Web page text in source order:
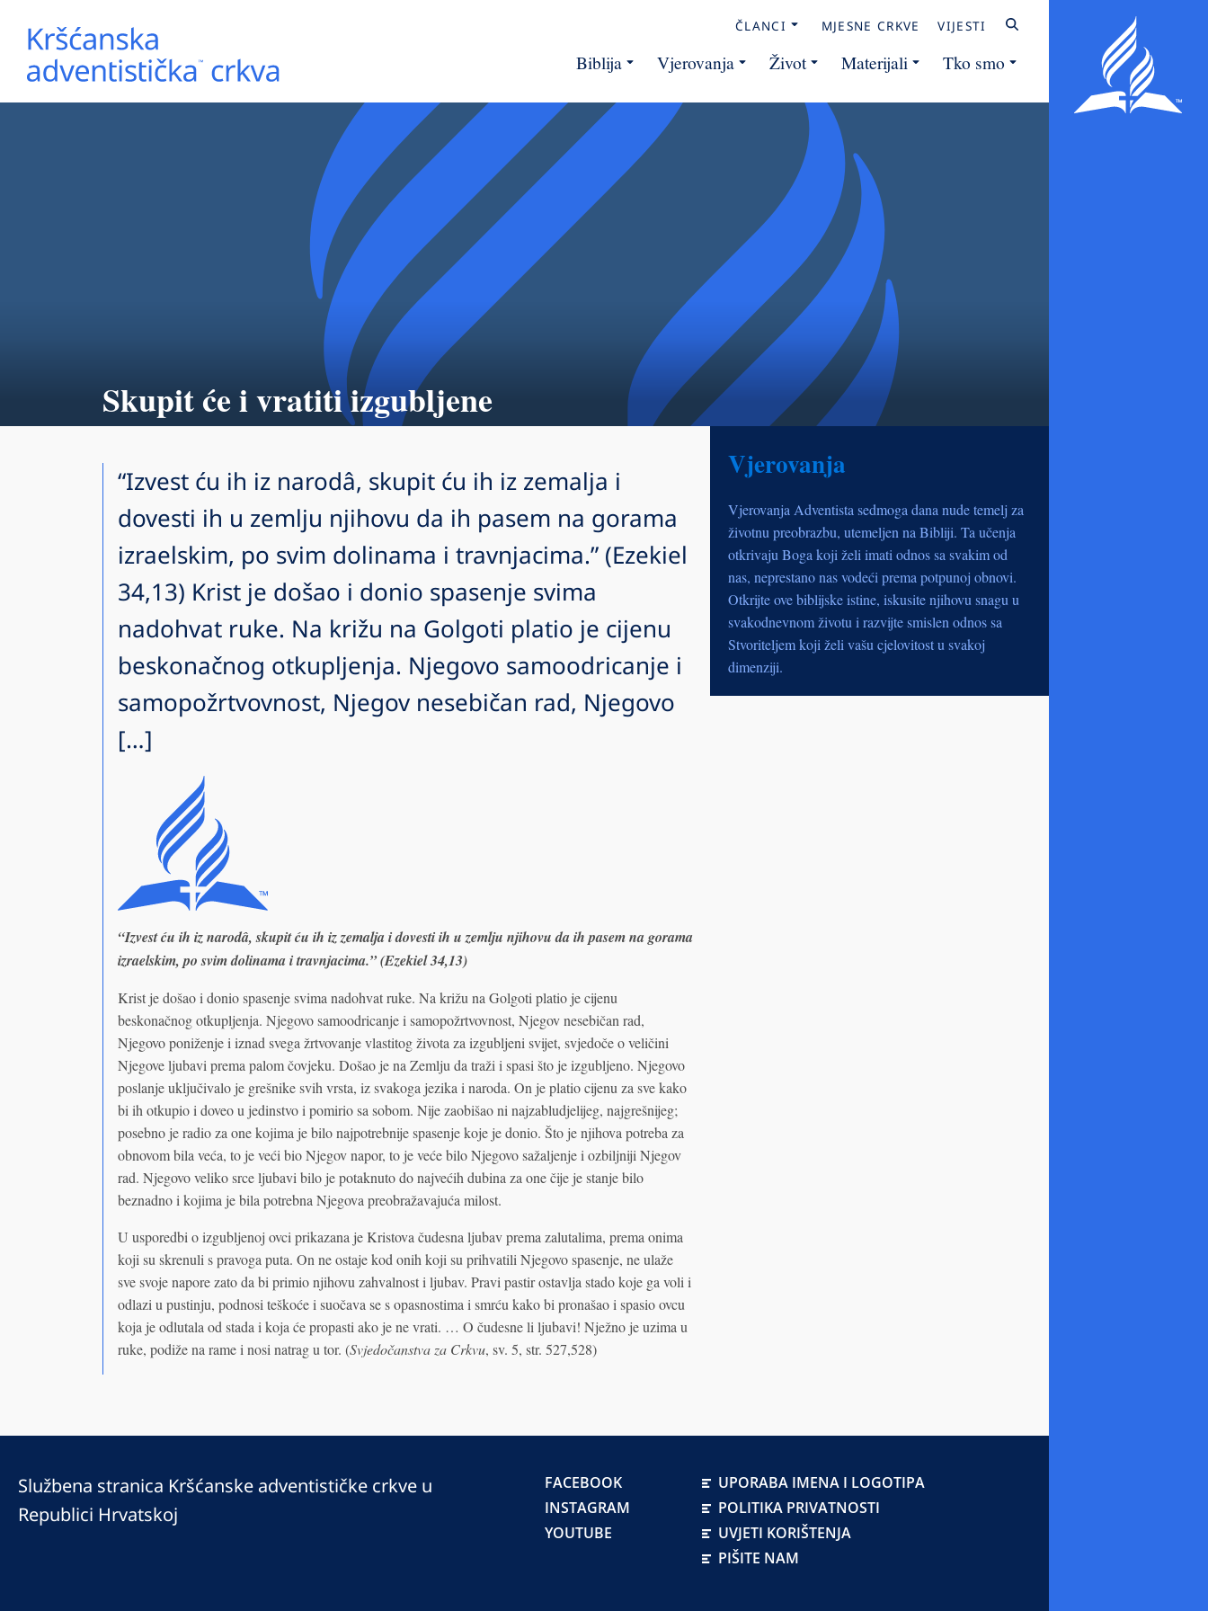
ČLANCI MJESNE CRKVE VIJESTI
Biblija Vjerovanja Život Materijali Tko smo
Skupit će i vratiti izgubljene
“Izvest ću ih iz narodâ, skupit ću ih iz zemalja i
dovesti ih u zemlju njihovu da ih pasem na gorama
izraelskim, po svim dolinama i travnjacima.” (Ezekiel
34,13) Krist je došao i donio spasenje svima
nadohvat ruke. Na križu na Golgoti platio je cijenu
beskonačnog otkupljenja. Njegovo samoodricanje i
samopožrtvovnost, Njegov nesebičan rad, Njegovo
[…]
“Izvest ću ih iz narodâ, skupit ću ih iz zemalja i dovesti ih u zemlju njihovu da ih pasem na gorama
izraelskim, po svim dolinama i travnjacima.” (Ezekiel 34,13)
Krist je došao i donio spasenje svima nadohvat ruke. Na križu na Golgoti platio je cijenu
beskonačnog otkupljenja. Njegovo samoodricanje i samopožrtvovnost, Njegov nesebičan rad,
Njegovo poniženje i iznad svega žrtvovanje vlastitog života za izgubljeni svijet, svjedoče o veličini
Njegove ljubavi prema palom čovjeku. Došao je na Zemlju da traži i spasi što je izgubljeno. Njegovo
poslanje uključivalo je grešnike svih vrsta, iz svakoga jezika i naroda. On je platio cijenu za sve kako
bi ih otkupio i doveo u jedinstvo i pomirio sa sobom. Nije zaobišao ni najzabludjelijeg, najgrešnijeg;
posebno je radio za one kojima je bilo najpotrebnije spasenje koje je donio. Što je njihova potreba za
obnovom bila veća, to je veći bio Njegov napor, to je veće bilo Njegovo sažaljenje i ozbiljniji Njegov
rad. Njegovo veliko srce ljubavi bilo je potaknuto do najvećih dubina za one čije je stanje bilo
beznadno i kojima je bila potrebna Njegova preobražavajuća milost.
U usporedbi o izgubljenoj ovci prikazana je Kristova čudesna ljubav prema zalutalima, prema onima
koji su skrenuli s pravoga puta. On ne ostaje kod onih koji su prihvatili Njegovo spasenje, ne ulaže
sve svoje napore zato da bi primio njihovu zahvalnost i ljubav. Pravi pastir ostavlja stado koje ga voli i
odlazi u pustinju, podnosi teškoće i suočava se s opasnostima i smrću kako bi pronašao i spasio ovcu
koja je odlutala od stada i koja će propasti ako je ne vrati. … O čudesne li ljubavi! Nježno je uzima u
ruke, podiže na rame i nosi natrag u tor. (Svjedočanstva za Crkvu, sv. 5, str. 527,528)
Vjerovanja
Vjerovanja Adventista sedmoga dana nude temelj za
životnu preobrazbu, utemeljen na Bibliji. Ta učenja
otkrivaju Boga koji želi imati odnos sa svakim od
nas, neprestano nas vodeći prema potpunoj obnovi.
Otkrijte ove biblijske istine, iskusite njihovu snagu u
svakodnevnom životu i razvijte smislen odnos sa
Stvoriteljem koji želi vašu cjelovitost u svakoj
dimenziji.
Službena stranica Kršćanske adventističke crkve u
Republici Hrvatskoj
FACEBOOK
INSTAGRAM
YOUTUBE
UPORABA IMENA I LOGOTIPA
POLITIKA PRIVATNOSTI
UVJETI KORIŠTENJA
PIŠITE NAM